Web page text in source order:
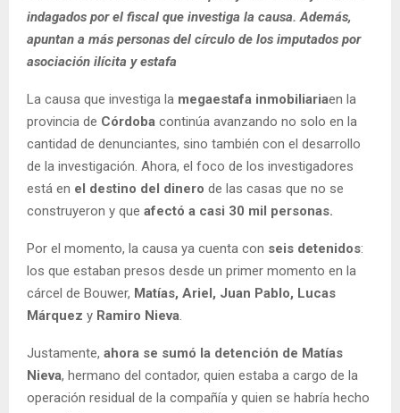
indagados por el fiscal que investiga la causa. Además,
apuntan a más personas del círculo de los imputados por
asociación ilícita y estafa
La causa que investiga la megaestafa inmobiliariaen la
provincia de Córdoba continúa avanzando no solo en la
cantidad de denunciantes, sino también con el desarrollo
de la investigación. Ahora, el foco de los investigadores
está en el destino del dinero de las casas que no se
construyeron y que afectó a casi 30 mil personas.
Por el momento, la causa ya cuenta con seis detenidos:
los que estaban presos desde un primer momento en la
cárcel de Bouwer, Matías, Ariel, Juan Pablo, Lucas
Márquez y Ramiro Nieva.
Justamente, ahora se sumó la detención de Matías
Nieva, hermano del contador, quien estaba a cargo de la
operación residual de la compañía y quien se habría hecho